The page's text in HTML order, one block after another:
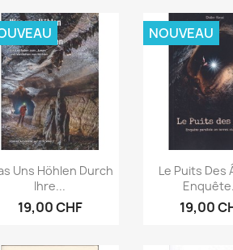
Aperçu rapide
Uns Höhlen Durch
Ihre...
19,00 CHF
Aperçu
Le Puits Des
19,00
NOUVEAU